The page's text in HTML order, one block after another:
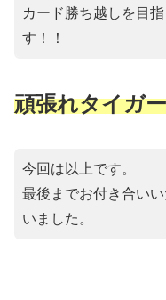
カード勝ち越しを目
す！！
頑張れタイガ
今回は以上です。
最後までお付き合い
いました。